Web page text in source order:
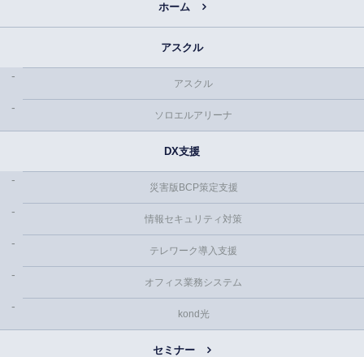
ホーム
アスクル
アスクル
ソロエルアリーナ
DX支援
災害版BCP策定支援
情報セキュリティ対策
テレワーク導入支援
オフィス業務システム
kond光
セミナー